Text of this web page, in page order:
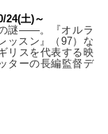
24(土)～
謎――。『オルラ
ッスン』（97）な
リスを代表する映
ターの長編監督デ